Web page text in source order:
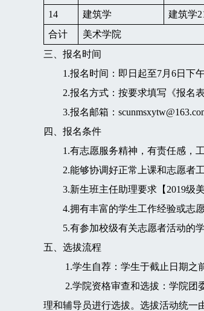
14
建筑学 建筑学
合计
美术学院
三、报名时间
1.报名时间：即日起至7月6日下午
2.报名方式：按要求填写《报名表
3.报名邮箱：
四、报名条件
1.有志愿服务精神，有责任感，工
2.能够协调好正常上课和志愿者工
3.新生班主任助理要求【2019级美
4.拥有丰富的学生工作经验或志愿
5.有参加校级有关志愿者活动的学
五、选拔流程
1.学生自荐：学生于截止日期之前
2.学院资格审查和选拔：学院团委
理和辅导员进行选拔。选拔活动统一